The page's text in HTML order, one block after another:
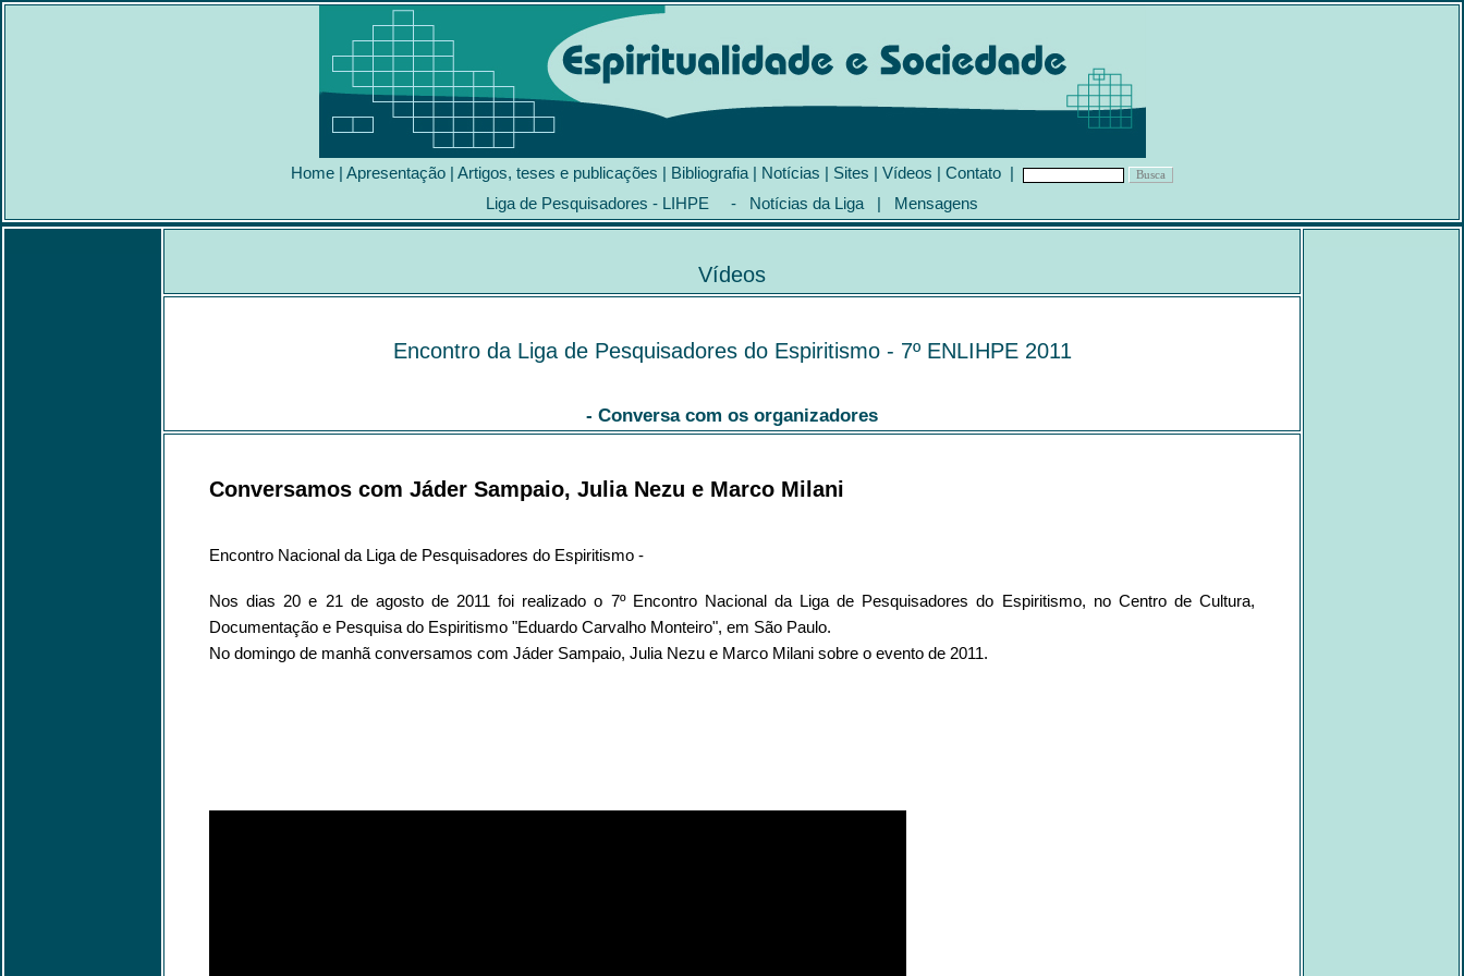
Home | Apresentação | Artigos, teses e publicações | Bibliografia | Notícias | Sites | Vídeos | Contato |
Liga de Pesquisadores - LIHPE - Notícias da Liga | Mensagens
Vídeos
Encontro da Liga de Pesquisadores do Espiritismo - 7º ENLIHPE 2011
- Conversa com os organizadores
Conversamos com Jáder Sampaio, Julia Nezu e Marco Milani
Encontro Nacional da Liga de Pesquisadores do Espiritismo -
Nos dias 20 e 21 de agosto de 2011 foi realizado o 7º Encontro Nacional da Liga de Pesquisadores do Espiritismo, no Centro de Cultura,
Documentação e Pesquisa do Espiritismo "Eduardo Carvalho Monteiro", em São Paulo.
No domingo de manhã conversamos com Jáder Sampaio, Julia Nezu e Marco Milani sobre o evento de 2011.